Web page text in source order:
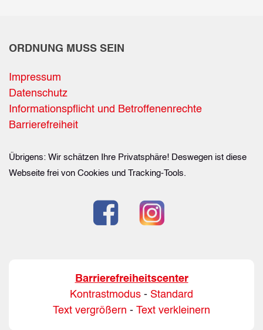
ORDNUNG MUSS SEIN
Impressum
Datenschutz
Informationspflicht und Betroffenenrechte
Barrierefreiheit
Übrigens: Wir schätzen Ihre Privatsphäre! Deswegen ist diese
Webseite frei von Cookies und Tracking-Tools.
Barrierefreiheitscenter
Kontrastmodus - Standard
Text vergrößern - Text verkleinern